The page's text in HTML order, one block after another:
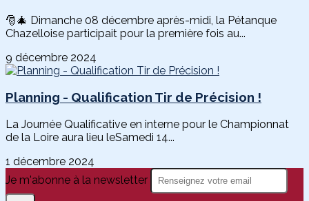
🎅🎄 Dimanche 08 décembre après-midi, la Pétanque
Chazelloise participait pour la première fois au...
9 décembre 2024
Planning - Qualification Tir de Précision !
La Journée Qualificative en interne pour le Championnat
de la Loire aura lieu leSamedi 14...
1 décembre 2024
Je m'abonne à la newsletter